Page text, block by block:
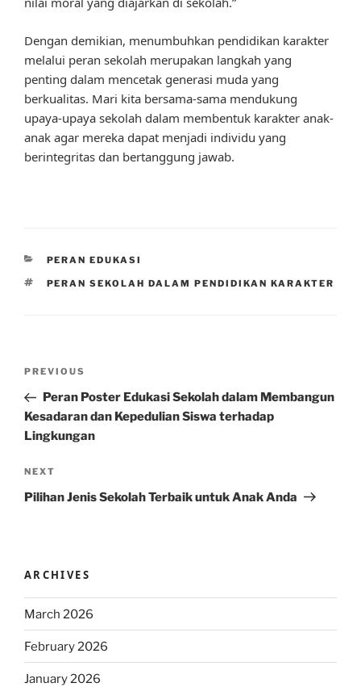
Dengan demikian, menumbuhkan pendidikan karakter
melalui peran sekolah merupakan langkah yang
penting dalam mencetak generasi muda yang
berkualitas. Mari kita bersama-sama mendukung
upaya-upaya sekolah dalam membentuk karakter anak-
anak agar mereka dapat menjadi individu yang
berintegritas dan bertanggung jawab.
CATEGORIES
PERAN EDUKASI
TAGS
PERAN SEKOLAH DALAM PENDIDIKAN KARAKTER
Previous
Post
PREVIOUS
Peran Poster Edukasi Sekolah dalam Membangun
Kesadaran dan Kepedulian Siswa terhadap
Lingkungan
Next
Post
NEXT
Pilihan Jenis Sekolah Terbaik untuk Anak Anda
ARCHIVES
March 2026
February 2026
January 2026